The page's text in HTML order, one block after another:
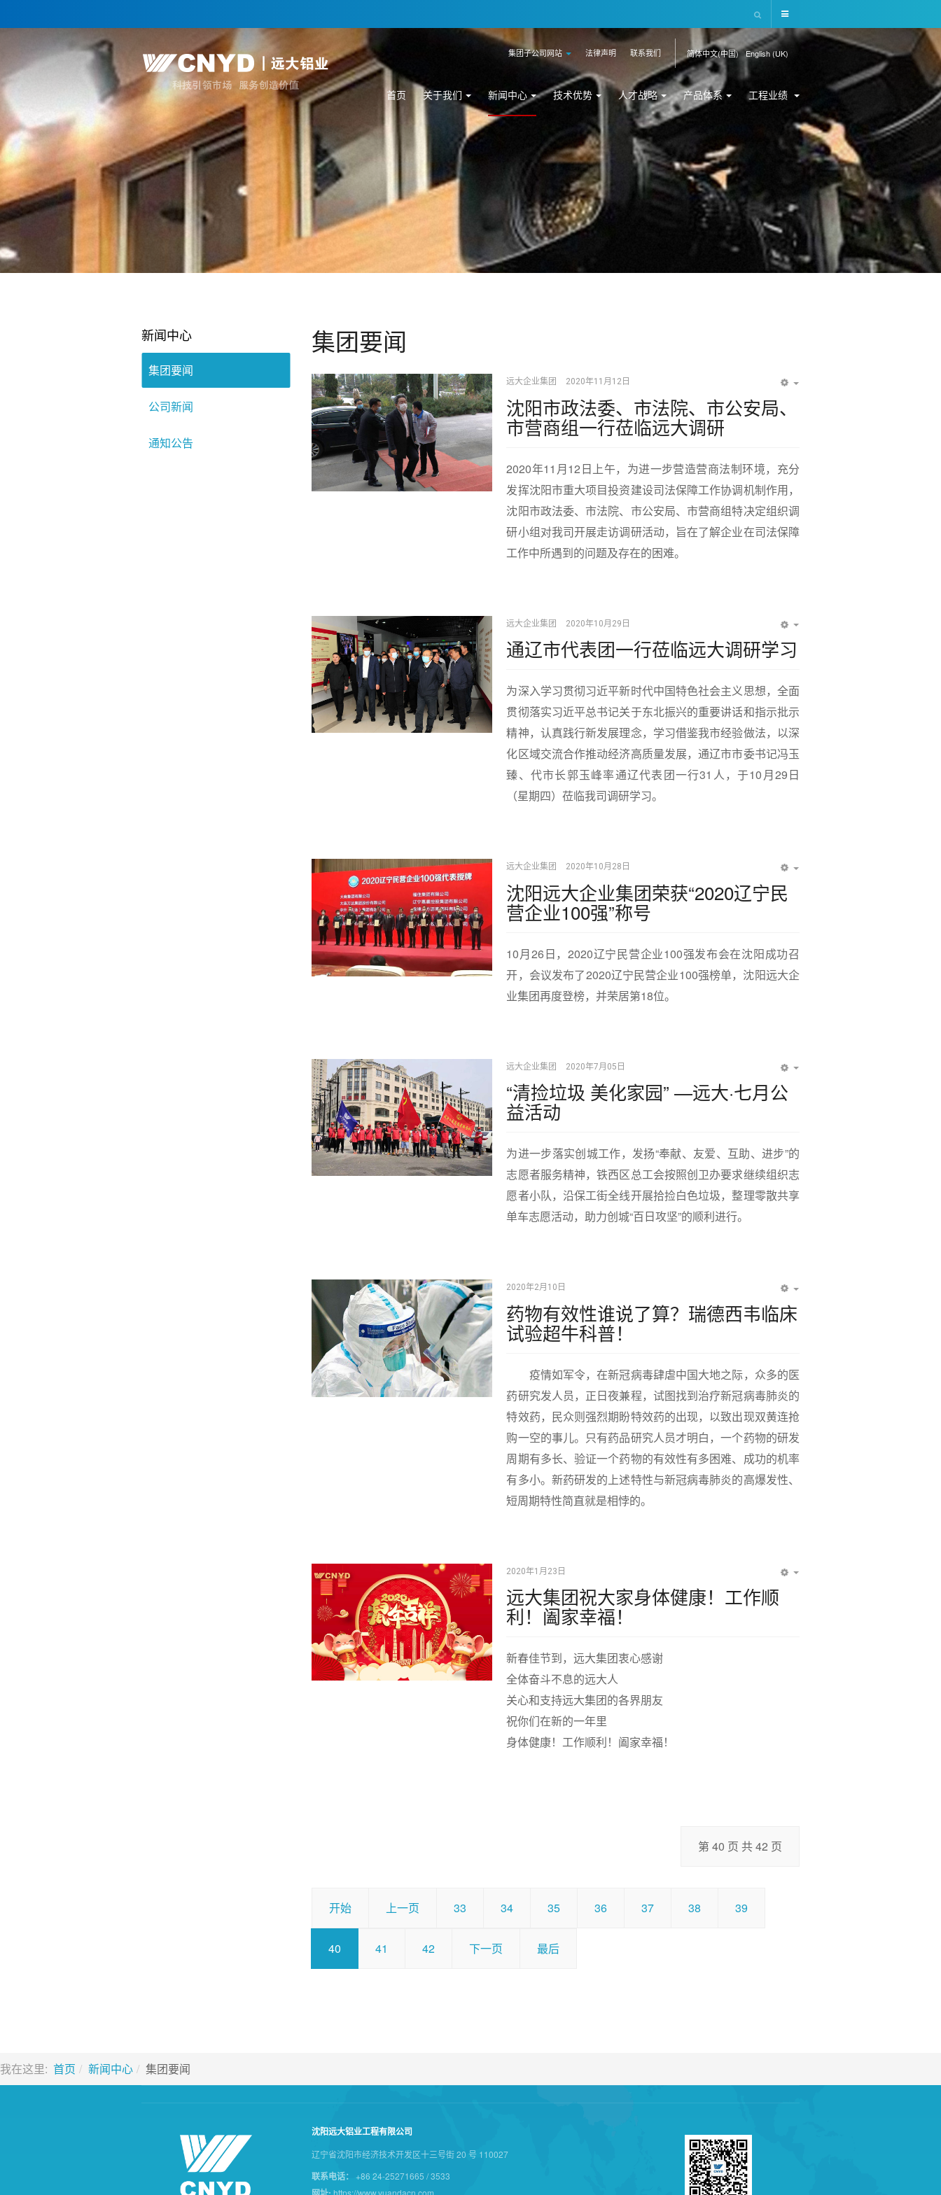
English (UK)
简体中文(中国)
联系我们
法律声明
集团子公司网站
首页 关于我们 新闻中心 技术优势 人才战略 产品体系 工程业绩
集团要闻
远大企业集团 2020年11月12日
沈阳市政法委、市法院、市公安局、
市营商组一行莅临远大调研
2020年11月12日上午，为进一步营造营商法制环境，充分
发挥沈阳市重大项目投资建设司法保障工作协调机制作用，
沈阳市政法委、市法院、市公安局、市营商组特决定组织调
研小组对我司开展走访调研活动，旨在了解企业在司法保障
工作中所遇到的问题及存在的困难。
远大企业集团 2020年10月29日
通辽市代表团一行莅临远大调研学习
为深入学习贯彻习近平新时代中国特色社会主义思想，全面
贯彻落实习近平总书记关于东北振兴的重要讲话和指示批示
精神，认真践行新发展理念，学习借鉴我市经验做法，以深
化区域交流合作推动经济高质量发展，通辽市市委书记冯玉
臻、代市长郭玉峰率通辽代表团一行31人，于10月29日
（星期四）莅临我司调研学习。
远大企业集团 2020年10月28日
沈阳远大企业集团荣获“2020辽宁民
营企业100强”称号
10月26日，2020辽宁民营企业100强发布会在沈阳成功召
开，会议发布了2020辽宁民营企业100强榜单，沈阳远大企
业集团再度登榜，并荣居第18位。
远大企业集团 2020年7月05日
“清捡垃圾 美化家园” —远大·七月公
益活动
为进一步落实创城工作，发扬“奉献、友爱、互助、进步”的
志愿者服务精神，铁西区总工会按照创卫办要求继续组织志
愿者小队，沿保工街全线开展拾捡白色垃圾，整理零散共享
单车志愿活动，助力创城“百日攻坚”的顺利进行。
2020年2月10日
药物有效性谁说了算？瑞德西韦临床
试验超牛科普！
疫情如军令，在新冠病毒肆虐中国大地之际，众多的医
药研究发人员，正日夜兼程，试图找到治疗新冠病毒肺炎的
特效药，民众则强烈期盼特效药的出现，以致出现双黄连抢
购一空的事儿。只有药品研究人员才明白，一个药物的研发
周期有多长、验证一个药物的有效性有多困难、成功的机率
有多小。新药研发的上述特性与新冠病毒肺炎的高爆发性、
短周期特性简直就是相悖的。
2020年1月23日
远大集团祝大家身体健康！工作顺
利！阖家幸福！
新春佳节到，远大集团衷心感谢
全体奋斗不息的远大人
关心和支持远大集团的各界朋友
祝你们在新的一年里
身体健康！工作顺利！阖家幸福！
第 40 页 共 42 页
开始 上一页 33 34 35 36 37 38 39
40 41 42 下一页 最后
新闻中心
集团要闻
公司新闻
通知公告
我在这里: 首页 新闻中心 集团要闻
沈阳远大铝业工程有限公司
辽宁省沈阳市经济技术开发区十三号街 20 号 110027
联系电话： +86 24-25271665 / 3533
https://www.yuandacn.com